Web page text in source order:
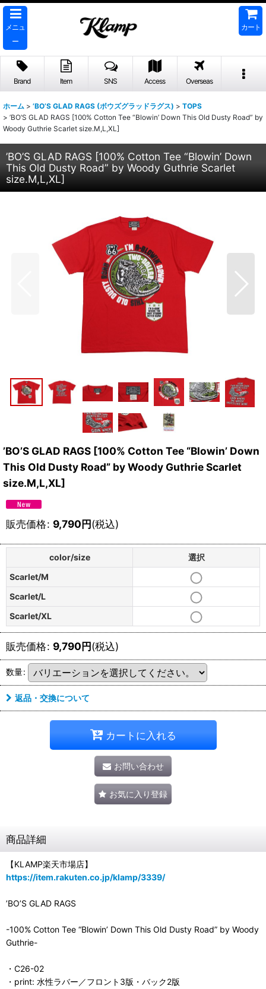
メニュ
ー
カート
Brand Item SNS Access Overseas
ホーム > ’BO’S GLAD RAGS (ボウズグラッドラグス) > TOPS
> ’BO’S GLAD RAGS [100% Cotton Tee “Blowin’ Down This Old Dusty Road” by
Woody Guthrie Scarlet size.M,L,XL]
’BO’S GLAD RAGS [100% Cotton Tee “Blowin’ Down
This Old Dusty Road” by Woody Guthrie Scarlet
size.M,L,XL]
’BO’S GLAD RAGS [100% Cotton Tee “Blowin’ Down
This Old Dusty Road” by Woody Guthrie Scarlet
size.M,L,XL]
販売価格: 9,790円(税込)
color/size
選択
Scarlet/M
Scarlet/L
Scarlet/XL
販売価格: 9,790円(税込)
数量:
返品・交換について
カートに入れる
お問い合わせ
お気に入り登録
商品詳細
【KLAMP楽天市場店】
https://item.rakuten.co.jp/klamp/3339/
’BO’S GLAD RAGS
-100% Cotton Tee “Blowin’ Down This Old Dusty Road” by Woody
Guthrie-
・C26-02
・print: 水性ラバー／フロント3版・バック2版